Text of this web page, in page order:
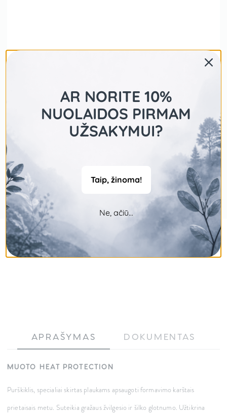
APRAŠYMAS DOKUMENTAS
MUOTO HEAT PROTECTION
Purškiklis, specialiai skirtas plaukams apsaugoti formavimo karštais
prietaisais metu. Suteikia gražaus žvilgesio ir šilko glotnumo. Užtikrina
AR NORITE 10%
NUOLAIDOS PIRMAM
UŽSAKYMUI?
Taip, žinoma!
Ne, ačiū...